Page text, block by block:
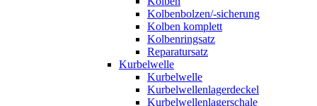
Kolbenbolzen/-sicherung
Kolben komplett
Kolbenringsatz
Reparatursatz
Kurbelwelle
Kurbelwelle
Kurbelwellenlagerdeckel
Kurbelwellenlagerschale